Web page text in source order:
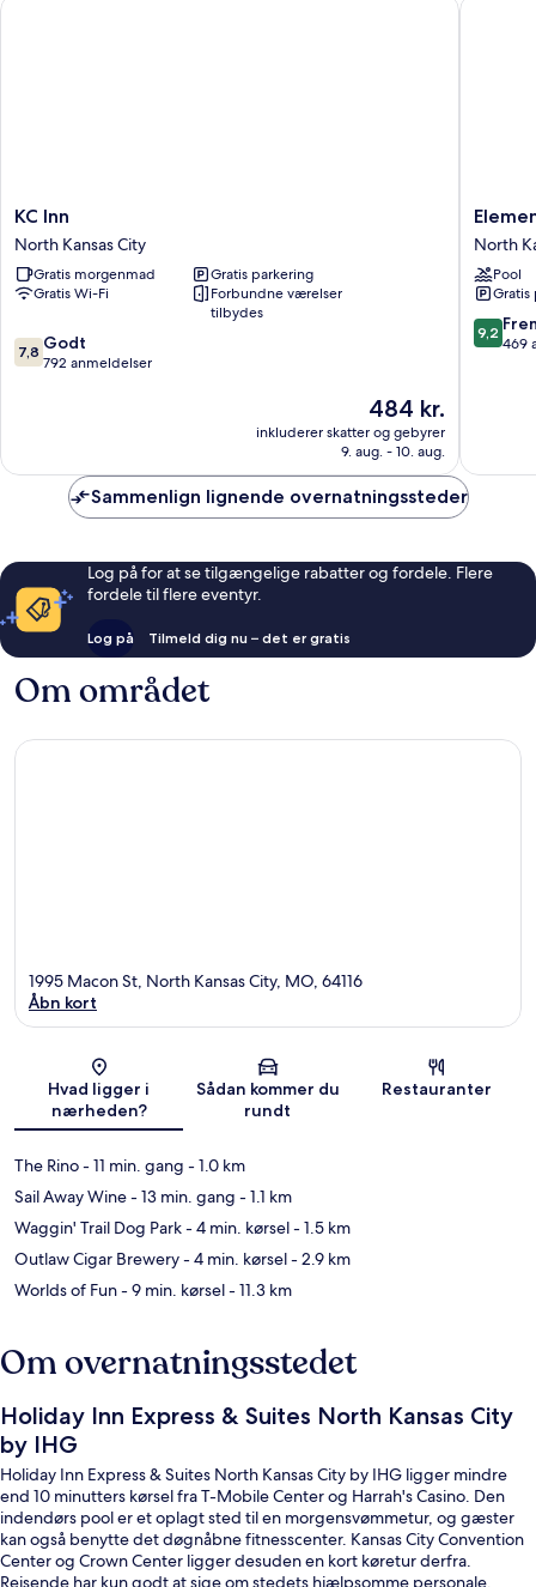
-
KC
Inn
North
Kansas
City
KC Inn
North Kansas City
Gratis morgenmad
Gratis parkering
Gratis Wi-Fi
Forbundne værelser
tilbydes
7.8
ud
anmeldelser
7,8 Godt
792 anmeldelser
Prisen
484 kr.
484 kr.
inkluderer skatter og gebyrer
9. aug. - 10. aug.
Element
by
Marriott
North
Kansas
City
North
North
Pool
Gratis
9.2
ud
9,2
469
Sammenlign lignende overnatningssteder
Log på for at se tilgængelige rabatter og fordele. Flere
fordele til flere eventyr.
Log på Tilmeld dig nu – det er gratis
Om området
Kort
1995 Macon St, North Kansas City, MO, 64116
Åbn kort
Hvad ligger i
nærheden?
Sådan kommer du
rundt
Restauranter
The Rino- 11 min. gang - 1.0 km
Sail Away Wine- 13 min. gang - 1.1 km
Waggin' Trail Dog Park- 4 min. kørsel- 1.5 km
Outlaw Cigar Brewery- 4 min. kørsel- 2.9 km
Worlds of Fun- 9 min. kørsel- 11.3 km
Om overnatningsstedet
Holiday Inn Express & Suites North Kansas City
by IHG
Holiday Inn Express & Suites North Kansas City by IHG ligger mindre
end 10 minutters kørsel fra T-Mobile Center og Harrah's Casino. Den
indendørs pool er et oplagt sted til en morgensvømmetur, og gæster
kan også benytte det døgnåbne fitnesscenter. Kansas City Convention
Center og Crown Center ligger desuden en kort køretur derfra.
Rejsende har kun godt at sige om stedets hjælpsomme personale.